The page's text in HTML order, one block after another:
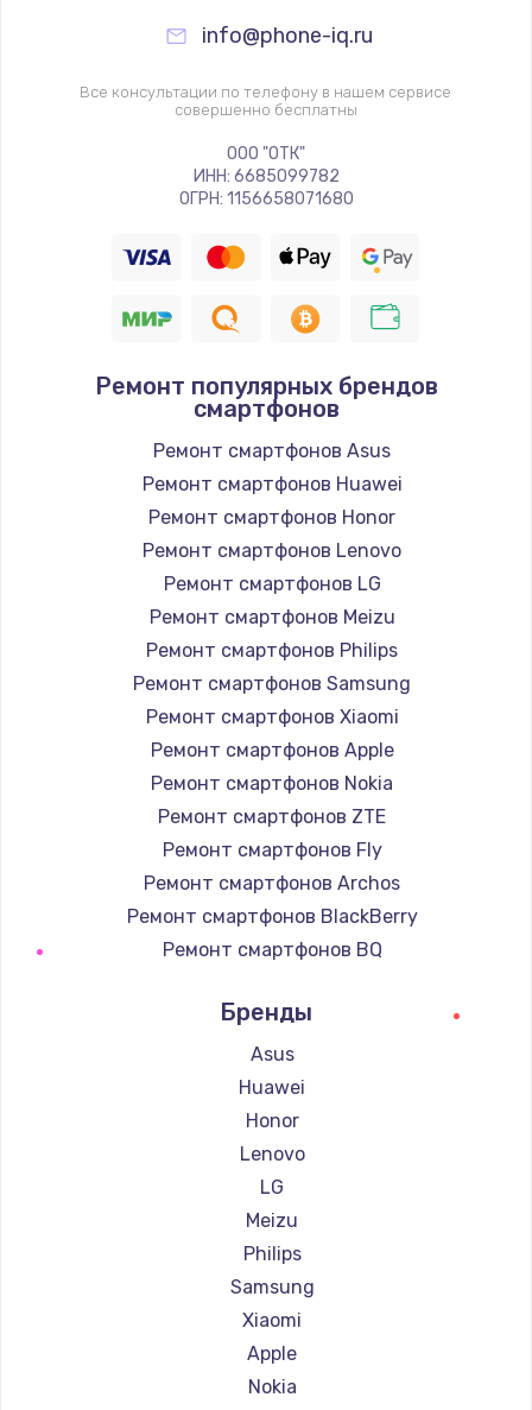
info@phone-iq.ru
Все консультации по телефону в нашем сервисе
совершенно бесплатны
ООО "ОТК"
ИНН: 6685099782
ОГРН: 1156658071680
Ремонт популярных брендов
смартфонов
Ремонт смартфонов Asus
Ремонт смартфонов Huawei
Ремонт смартфонов Honor
Ремонт смартфонов Lenovo
Ремонт смартфонов LG
Ремонт смартфонов Meizu
Ремонт смартфонов Philips
Ремонт смартфонов Samsung
Ремонт смартфонов Xiaomi
Ремонт смартфонов Apple
Ремонт смартфонов Nokia
Ремонт смартфонов ZTE
Ремонт смартфонов Fly
Ремонт смартфонов Archos
Ремонт смартфонов BlackBerry
Ремонт смартфонов BQ
Ремонт смартфонов Digma
Ремонт смартфонов Ginzzu
Ремонт смартфонов Highscreen
Ремонт смартфонов Irbis
Ремонт смартфонов Kyocera
Ремонт смартфонов LeEco
Ремонт смартфонов OnePlus
Ремонт смартфонов teXet
Ремонт смартфонов Motorola
Ремонт смартфонов Prestigio
Ремонт смартфонов Vertex
Ремонт смартфонов Microsoft
Бренды
Asus
Huawei
Honor
Lenovo
LG
Meizu
Philips
Samsung
Xiaomi
Apple
Nokia